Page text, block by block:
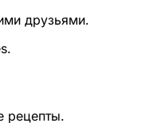
друзьями.
рецепты.